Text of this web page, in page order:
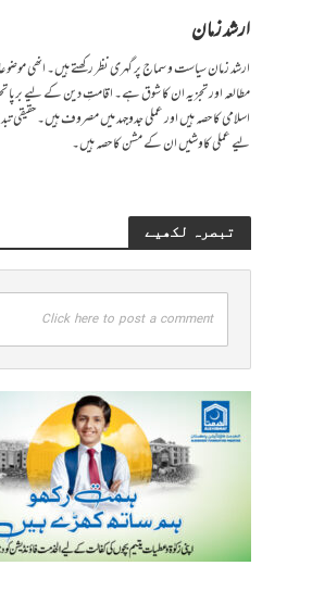
ارشد زمان
ارشد زمان سیاست و سماج پر گہری نظر رکھتے ہیں۔ انھی
مطالعہ اور تجزیہ ان کا شوق ہے۔ اقامتِ دین کے لیے برپا
اسلامی کا حصہ ہیں اور عملی جدوجہد میں مصروف ہیں۔ حقیقی
لیے عملی کاوشیں ان کے مشن کا حصہ ہیں۔
تبصرہ لکھیے
Click here to post a comment